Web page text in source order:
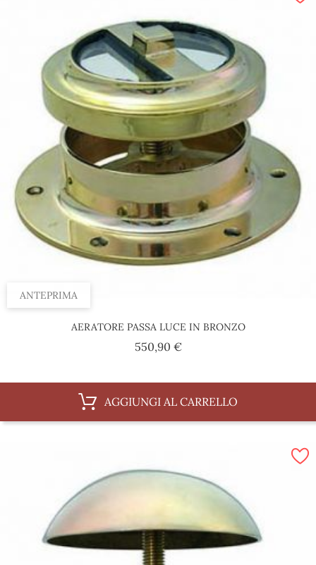
ANTEPRIMA
AERATORE PASSA LUCE IN BRONZO
550,90 €Prezzo
AGGIUNGI AL CARRELLO